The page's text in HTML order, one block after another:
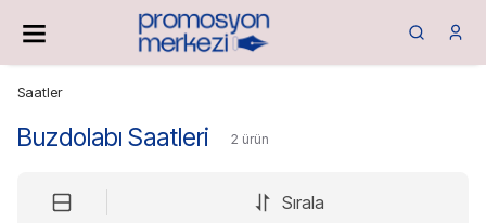
Saatler
Buzdolabı Saatleri 2 ürün
Sırala